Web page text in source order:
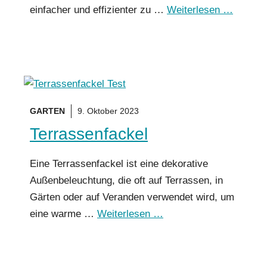
einfacher und effizienter zu … Weiterlesen …
GARTEN 9. Oktober 2023
Terrassenfackel
Eine Terrassenfackel ist eine dekorative
Außenbeleuchtung, die oft auf Terrassen, in
Gärten oder auf Veranden verwendet wird, um
eine warme … Weiterlesen …